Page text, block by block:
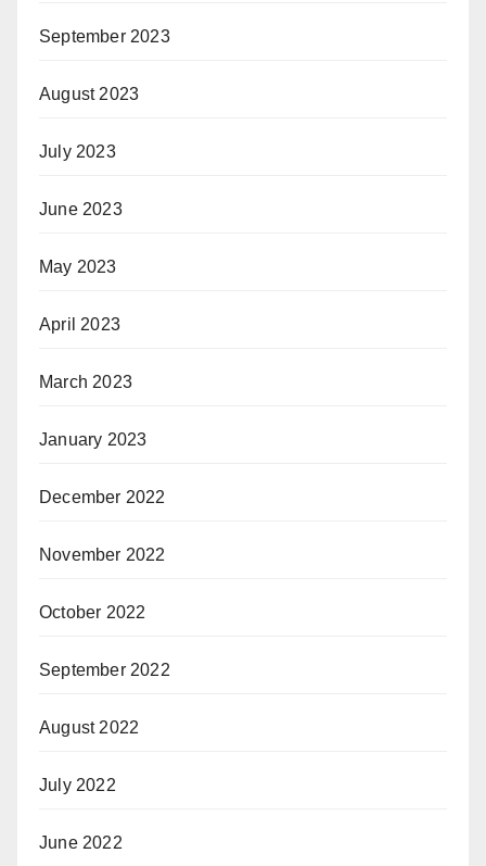
September 2023
August 2023
July 2023
June 2023
May 2023
April 2023
March 2023
January 2023
December 2022
November 2022
October 2022
September 2022
August 2022
July 2022
June 2022